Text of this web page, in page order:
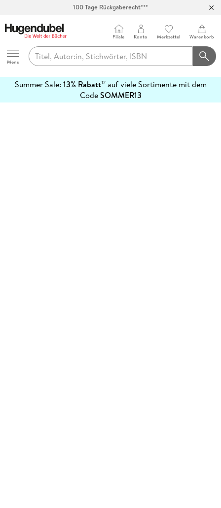
100 Tage Rückgaberecht***
Hugendubel
Menu
Filiale Konto Merkzettel Warenkorb
Summer Sale: 13% Rabatt12auf viele Sortimente mit dem
CodeSOMMER13
erfahren